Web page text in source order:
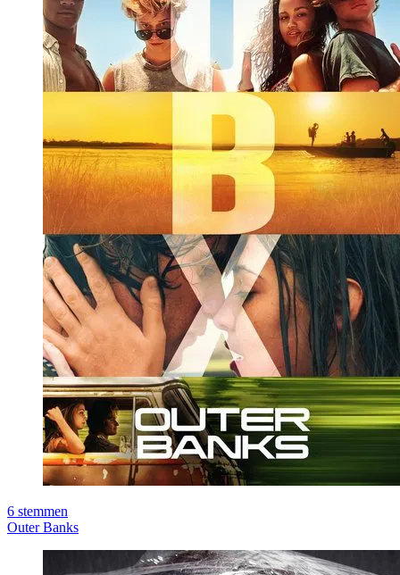
6 stemmen
Outer Banks